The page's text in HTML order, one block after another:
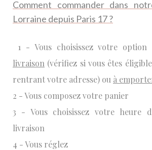
Comment commander dans
Lorraine depuis Paris 17 ?
1 - Vous choisissez votre option
livraison (vérifiez si vous êtes
rentrant votre adresse) ou à
2 - Vous composez votre panier
3 - Vous choisissez votre heure
livraison
4 - Vous réglez